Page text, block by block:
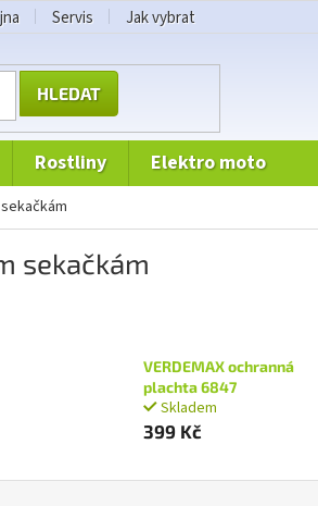
Servis Jak vybrat
HLEDAT
rostliny elektro moto
sekačkám
VERDEMAX ochranná
plachta 6847
Skladem
399 Kč